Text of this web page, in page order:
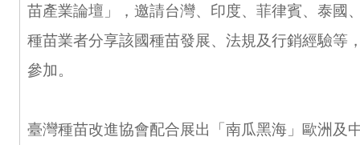
苗產業論壇」，邀請台灣、印度、菲律賓、泰國
種苗業者分享該國種苗發展、法規及行銷經驗等
參加。
臺灣種苗改進協會配合展出「南瓜黑海」歐洲及